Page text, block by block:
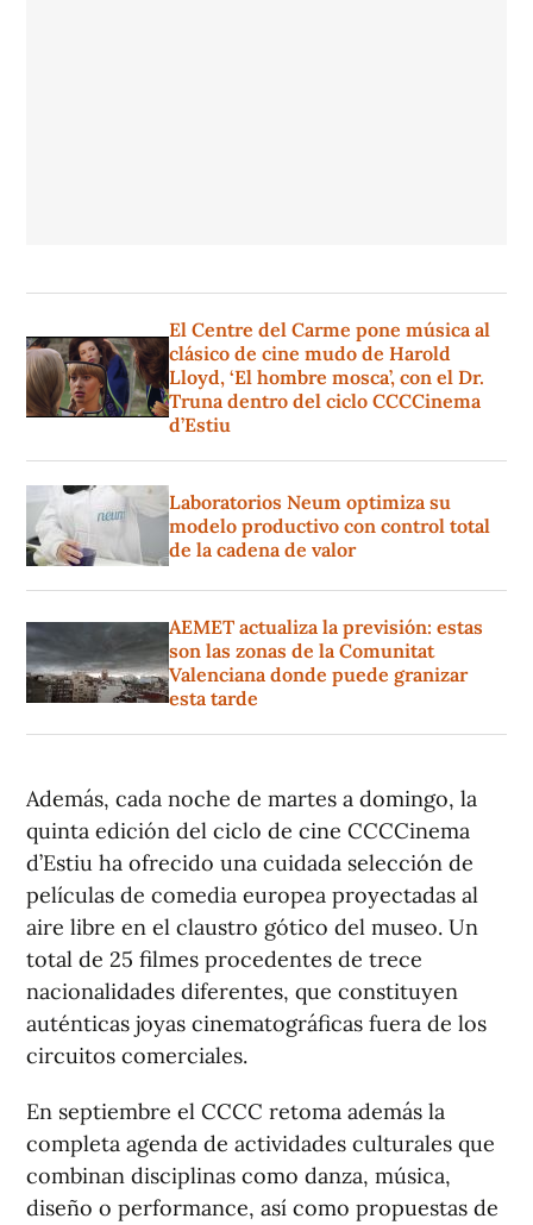
El Centre del Carme pone música al
clásico de cine mudo de Harold
Lloyd, ‘El hombre mosca’, con el Dr.
Truna dentro del ciclo CCCCinema
d’Estiu
Laboratorios Neum optimiza su
modelo productivo con control total
de la cadena de valor
AEMET actualiza la previsión: estas
son las zonas de la Comunitat
Valenciana donde puede granizar
esta tarde
Además, cada noche de martes a domingo, la
quinta edición del ciclo de cine CCCCinema
d’Estiu ha ofrecido una cuidada selección de
películas de comedia europea proyectadas al
aire libre en el claustro gótico del museo. Un
total de 25 filmes procedentes de trece
nacionalidades diferentes, que constituyen
auténticas joyas cinematográficas fuera de los
circuitos comerciales.
En septiembre el CCCC retoma además la
completa agenda de actividades culturales que
combinan disciplinas como danza, música,
diseño o performance, así como propuestas de